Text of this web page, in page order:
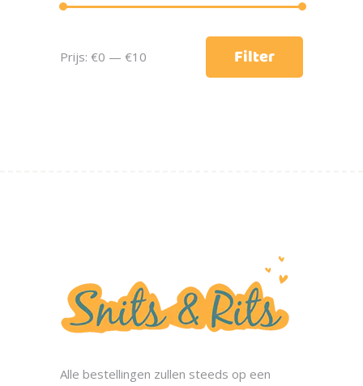
prijs
prijs
Filter
Prijs: €0 — €10
Alle bestellingen zullen steeds op een